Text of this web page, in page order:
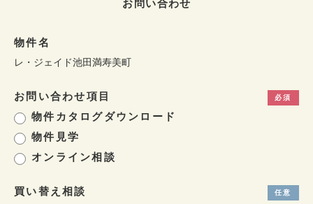
お問い合わせ
物件名
レ・ジェイド池田満寿美町
お問い合わせ項目
物件カタログダウンロード
物件見学
オンライン相談
買い替え相談